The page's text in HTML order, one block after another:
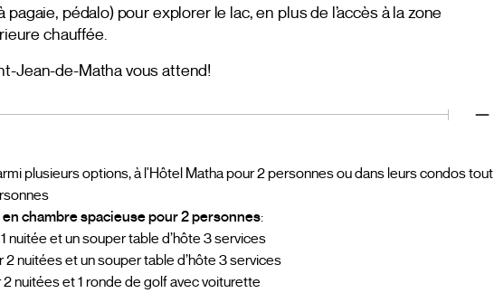
pédalo) pour explorer le lac, en plus de l’accès à la zone
chauffée.
Jean-de-Matha vous attend!
plusieurs options, à l'Hôtel Matha pour 2 personnes ou dans leurs condos tout
en chambre spacieuse pour 2 personnes:
nuitée et un souper table d’hôte 3 services
2 nuitées et un souper table d’hôte 3 services
2 nuitées et 1 ronde de golf avec voiturette